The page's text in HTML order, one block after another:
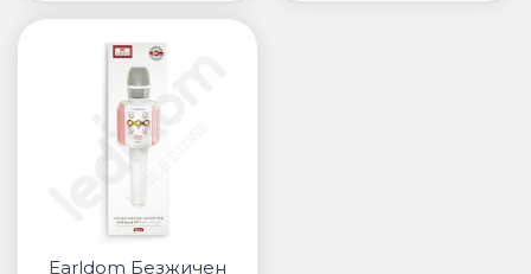
Earldom Безжичен
• Galaxy watch
PLAYSTATION
ПАМЕТНИ УРЕДИ ЗА БЕЗБЕДНОСТ